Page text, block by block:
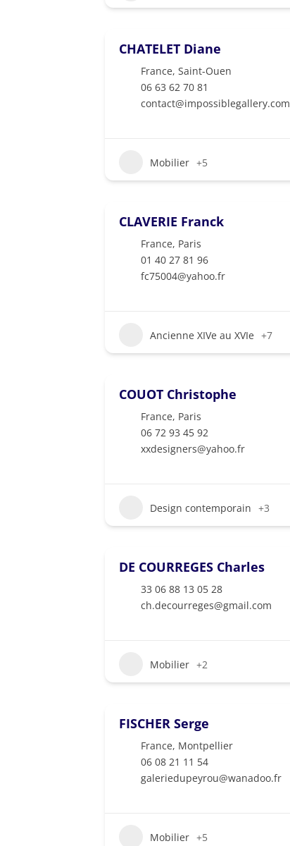
CHATELET Diane
France,Saint-Ouen
06 63 62 70 81
contact@impossiblegallery.com
Mobilier +5
CLAVERIE Franck
France, Paris
01 40 27 81 96
fc75004@yahoo.fr
Ancienne XIVe au XVIe +7
COUOT Christophe
France, Paris
06 72 93 45 92
xxdesigners@yahoo.fr
Design contemporain +3
DE COURREGES Charles
33 06 88 13 05 28
ch.decourreges@gmail.com
Mobilier +2
FISCHER Serge
France, Montpellier
06 08 21 11 54
galeriedupeyrou@wanadoo.fr
Mobilier +5